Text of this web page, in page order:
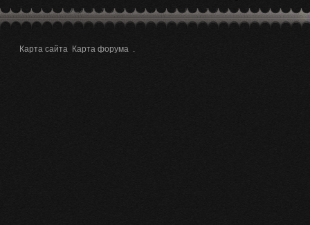
Карта сайта Карта форума